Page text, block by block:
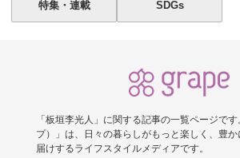
特集・連載 SDGs
「板垣李光人」に関する記事の一覧ページで
プ）」は、日々の暮らしがもっと楽しく、豊
届けするライフスタイルメディアです。